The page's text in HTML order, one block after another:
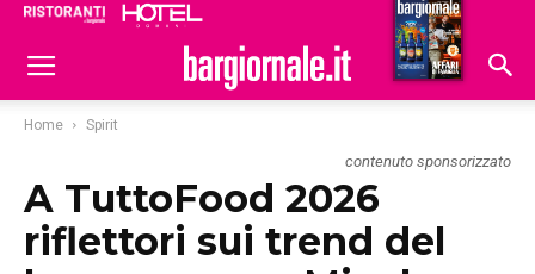
Hoteldomani
Home Spirit
contenuto sponsorizzato
A TuttoFood 2026
riflettori sui trend del